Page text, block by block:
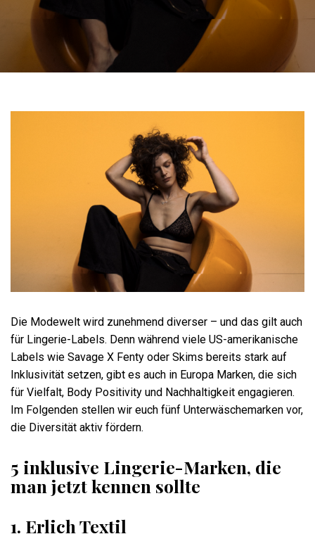
Die Modewelt wird zunehmend diverser – und das gilt auch
für Lingerie-Labels. Denn während viele US-amerikanische
Labels wie Savage X Fenty oder Skims bereits stark auf
Inklusivität setzen, gibt es auch in Europa Marken, die sich
für Vielfalt, Body Positivity und Nachhaltigkeit engagieren.
Im Folgenden stellen wir euch fünf Unterwäschemarken vor,
die Diversität aktiv fördern.
5 inklusive Lingerie-Marken, die
man jetzt kennen sollte
1. Erlich Textil